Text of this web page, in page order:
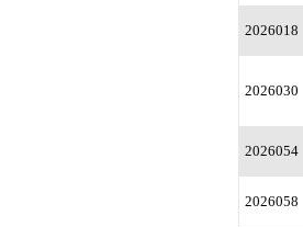
2026018
2026030
2026054
2026058